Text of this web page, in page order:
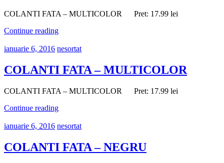
COLANTI FATA – MULTICOLOR Pret: 17.99 lei
Continue reading
ianuarie 6, 2016 nesortat
COLANTI FATA – MULTICOLOR
COLANTI FATA – MULTICOLOR Pret: 17.99 lei
Continue reading
ianuarie 6, 2016 nesortat
COLANTI FATA – NEGRU